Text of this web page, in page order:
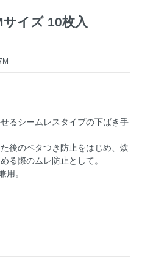
イズ 10枚入
るシームレスタイプの下ばき手
後のベタつき防止をはじめ、炊
る際のムレ防止として。
用。